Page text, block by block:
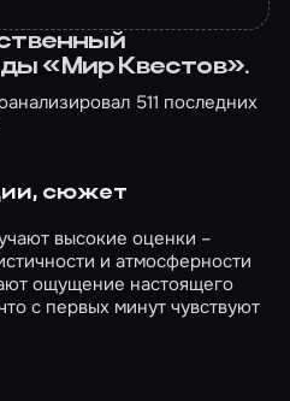
«Мир Квестов».
511 последних
сюжет
высокие оценки –
и атмосферности
ощущение настоящего
с первых минут чувствуют